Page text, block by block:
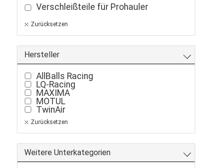
Verschleißteile für Prohauler
Zurücksetzen
Hersteller
AllBalls Racing
LQ-Racing
MAXIMA
MOTUL
TwinAir
Zurücksetzen
Weitere Unterkategorien